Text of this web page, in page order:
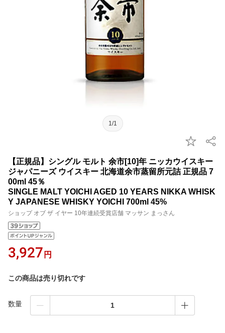
1/1
【正規品】シングル モルト 余市[10]年 ニッカウイスキー
ジャパニーズ ウイスキー 北海道余市蒸留所元詰 正規品 7
00ml 45％
SINGLE MALT YOICHI AGED 10 YEARS NIKKA WHISK
Y JAPANESE WHISKY YOICHI 700ml 45%
ショップ オブ ザ イヤー 10年連続受賞店舗 マッサン まっさん
3,927 円
この商品は売り切れです
数量